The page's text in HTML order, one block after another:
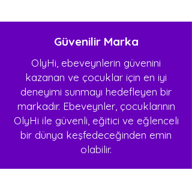
Güvenilir Marka
OlyHi, ebeveynlerin güvenini
kazanan ve çocuklar için en iyi
deneyimi sunmayı hedefleyen bir
markadır. Ebeveynler, çocuklarının
OlyHi ile güvenli, eğitici ve eğlenceli
bir dünya keşfedeceğinden emin
olabilir.